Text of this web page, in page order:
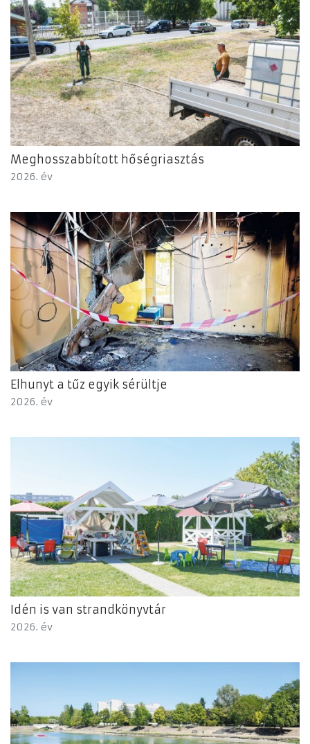
Meghosszabbított hőségriasztás
2026. év
Elhunyt a tűz egyik sérültje
2026. év
Idén is van strandkönyvtár
2026. év